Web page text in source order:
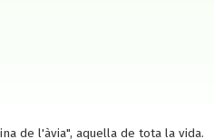
de l'àvia", aquella de tota la vida.